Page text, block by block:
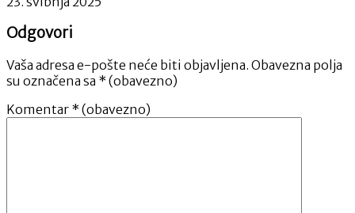
Odgovori
Vaša adresa e-pošte neće biti objavljena. Obavezna polja
su označena sa * (obavezno)
Komentar * (obavezno)